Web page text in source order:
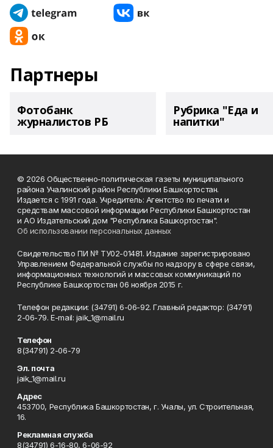
Партнеры
Фотобанк
журналистов РБ
Рубрика "Еда и
напитки"
© 2026 Общественно-политическая газеты муниципального
района Учалинский район Республики Башкортостан.
Издается с 1991 года. Учредитель: Агентство по печати и
средствам массовой информации Республики Башкортостан
и АО Издательский дом "Республика Башкортостан".
Об использовании персональных данных
Свидетельство ПИ № ТУ02-01481. Издание зарегистрировано
Управлением Федеральной службы по надзору в сфере связи,
информационных технологий и массовых коммуникаций по
Республике Башкортостан 06 ноября 2015 г.
Телефон редакции: (34791) 6-06-92. Главный редактор: (34791)
2-06-79. Е-mаil: jaik_1@mail.ru
Телефон
8(34791) 2-06-79
Эл. почта
jaik_1@mail.ru
Адрес
453700, Республика Башкортостан, г. Учалы, ул. Строительная,
16.
Рекламная служба
8(34791) 6-16-80, 6-06-92